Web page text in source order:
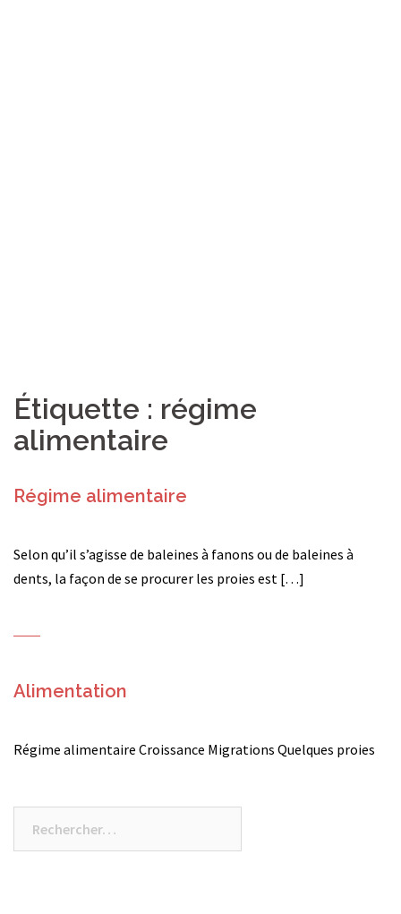
Étiquette : régime
alimentaire
Régime alimentaire
Selon qu’il s’agisse de baleines à fanons ou de baleines à
dents, la façon de se procurer les proies est […]
Alimentation
Régime alimentaire Croissance Migrations Quelques proies